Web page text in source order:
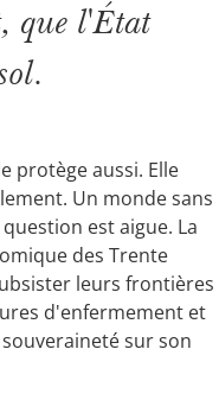
que l'État
protège aussi. Elle
Un monde sans
est aigue. La
des Trente
leurs frontières
d'enfermement et
sur son